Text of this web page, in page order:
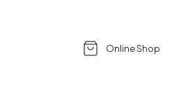
Online Shop